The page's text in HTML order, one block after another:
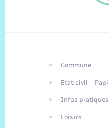
Commune
Etat civil –
Infos
Loisirs